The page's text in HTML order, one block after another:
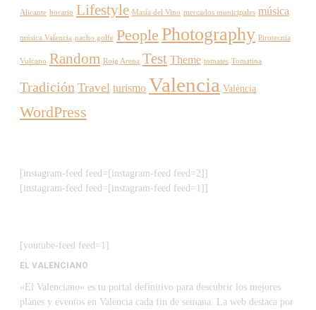
Alicante horario Lifestyle Masía del Vino mercados municipales música
música Valencia nacho golfe People Photography Pirotecnia
Vulcano Random Roig Arena Test Theme tomates Tomatina
Tradición Travel turismo Valencia València
WordPress
[instagram-feed feed=[instagram-feed feed=2]]
[instagram-feed feed=[instagram-feed feed=1]]
[youtube-feed feed=1]
EL VALENCIANO
«El Valenciano» es tu portal definitivo para descubrir los mejores
planes y eventos en Valencia cada fin de semana. La web destaca por